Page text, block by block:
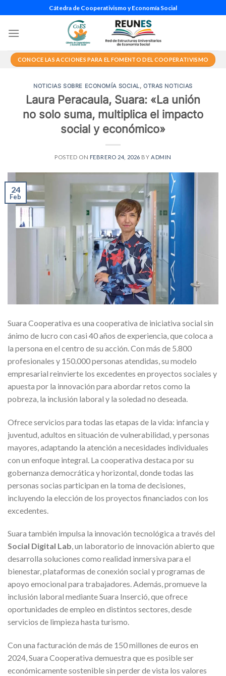
al
contenido
Cátedra de Cooperativismo y Economía Social
CONOCE LAS ACCIONES PARA EL FOMENTO DEL COOPERATIVISMO
NOTICIAS SOBRE ECONOMÍA SOCIAL,OTRAS NOTICIAS
Laura Peracaula, Suara: «La unión
no solo suma, multiplica el impacto
social y económico»
POSTED ON FEBRERO 24, 2026 BY ADMIN
24
Feb
Suara Cooperativa es una cooperativa de iniciativa social sin
ánimo de lucro con casi 40 años de experiencia, que coloca a
la persona en el centro de su acción. Con más de 5.800
profesionales y 150.000 personas atendidas, su modelo
empresarial reinvierte los excedentes en proyectos sociales y
apuesta por la innovación para abordar retos como la
pobreza, la inclusión laboral y la soledad no deseada.
Ofrece servicios para todas las etapas de la vida: infancia y
juventud, adultos en situación de vulnerabilidad, y personas
mayores, adaptando la atención a necesidades individuales
con un enfoque integral. La cooperativa destaca por su
gobernanza democrática y horizontal, donde todas las
personas socias participan en la toma de decisiones,
incluyendo la elección de los proyectos financiados con los
excedentes.
Suara también impulsa la innovación tecnológica a través del
Social Digital Lab, un laboratorio de innovación abierto que
desarrolla soluciones como realidad inmersiva para el
bienestar, plataformas de conexión social y programas de
apoyo emocional para trabajadores. Además, promueve la
inclusión laboral mediante Suara Inserció, que ofrece
oportunidades de empleo en distintos sectores, desde
servicios de limpieza hasta turismo.
Con una facturación de más de 150 millones de euros en
2024, Suara Cooperativa demuestra que es posible ser
económicamente sostenible sin perder de vista los valores